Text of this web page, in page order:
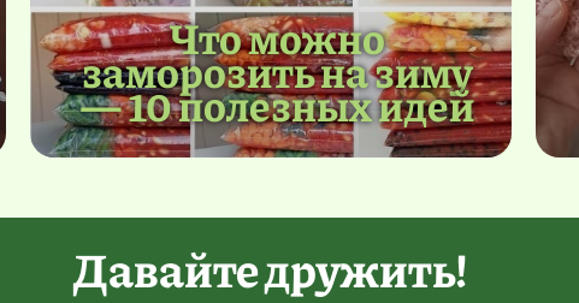
Что можно
заморозить на зиму
— 10 полезных идей
Давайте дружить!